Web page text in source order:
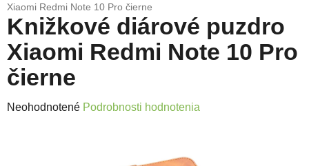
Xiaomi Redmi Note 10 Pro čierne
Knižkové diárové puzdro
Xiaomi Redmi Note 10 Pro
čierne
Priemerné hodnotenie produktu je 0,0 z 5 hviezdičiek.
Neohodnotené Podrobnosti hodnotenia